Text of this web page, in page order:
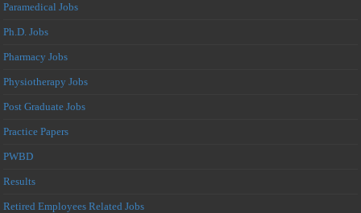
Paramedical Jobs
Ph.D. Jobs
Pharmacy Jobs
Physiotherapy Jobs
Post Graduate Jobs
Practice Papers
PWBD
Results
Retired Employees Related Jobs